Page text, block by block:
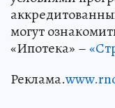
могут
«Ипотека» –
Реклама.